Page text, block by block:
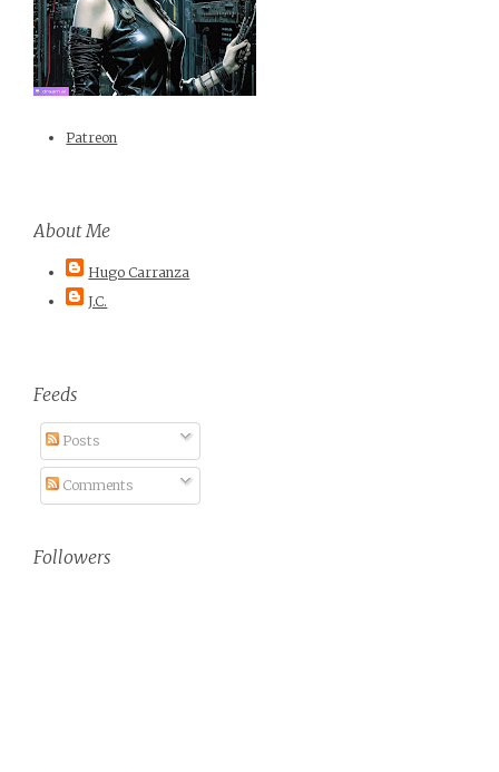
Patreon
About Me
Hugo Carranza
J.C.
Feeds
Posts
Comments
Followers